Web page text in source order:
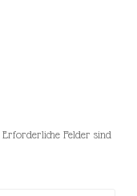
Erforderliche Felder sind